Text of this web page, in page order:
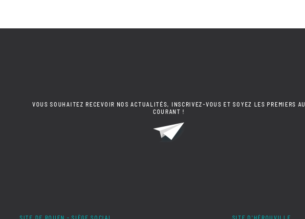
VOUS SOUHAITEZ RECEVOIR NOS ACTUALITÉS, INSCRIVEZ-VOUS ET SOYEZ LES PREMIERS AU
COURANT !
SITE DE ROUEN - SIÈGE SOCIAL SITE D'HÉROUVILLE